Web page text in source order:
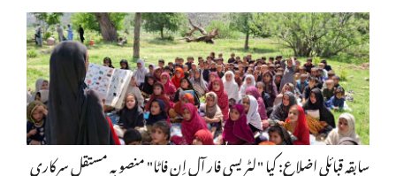
سابقہ قبائلی اضلاع: کیا "لٹریسی فار آل اِن فاٹا" منصوبہ مستقل سرکاری